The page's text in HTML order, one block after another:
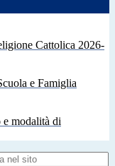
Cattolica 2026-
e Famiglia
e modalità di